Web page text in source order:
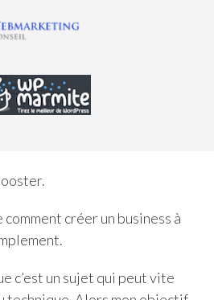
comment créer un business à
c’est un sujet qui peut vite